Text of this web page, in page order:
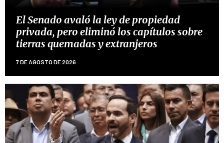
El Senado avaló la ley de propiedad
privada, pero eliminó los capítulos sobre
tierras quemadas y extranjeros
7 DE AGOSTO DE 2026